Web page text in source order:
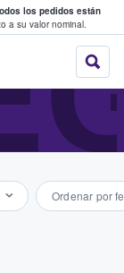
los pedidos están
a su valor nominal.
Ordenar por